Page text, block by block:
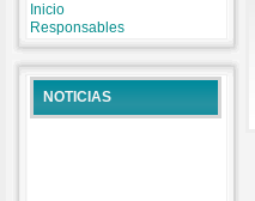
Inicio
Responsables
NOTICIAS